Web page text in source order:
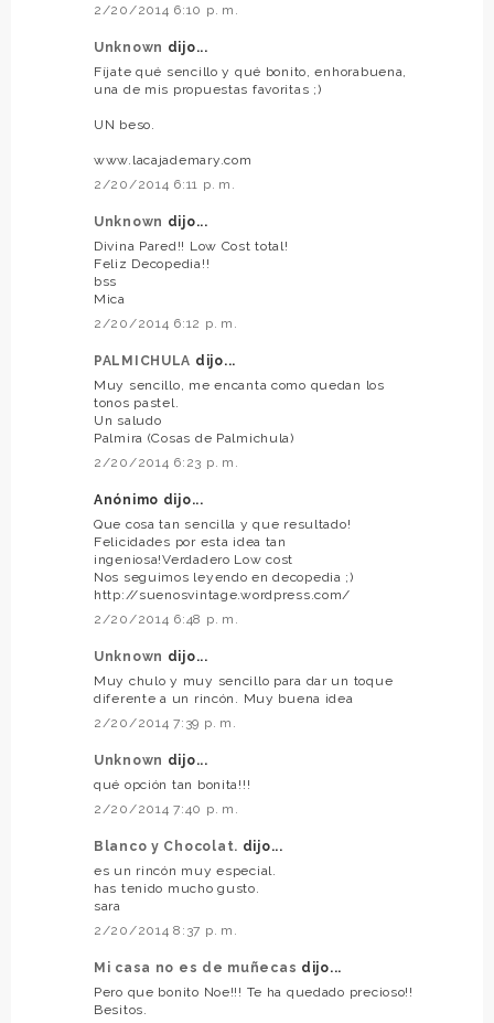
2/20/2014 6:10 p. m.
Unknown dijo...
Fíjate qué sencillo y qué bonito, enhorabuena,
una de mis propuestas favoritas ;)
UN beso.
www.lacajademary.com
2/20/2014 6:11 p. m.
Unknown dijo...
Divina Pared!! Low Cost total!
Feliz Decopedia!!
bss
Mica
2/20/2014 6:12 p. m.
PALMICHULA dijo...
Muy sencillo, me encanta como quedan los
tonos pastel.
Un saludo
Palmira (Cosas de Palmichula)
2/20/2014 6:23 p. m.
Anónimo dijo...
Que cosa tan sencilla y que resultado!
Felicidades por esta idea tan
ingeniosa!Verdadero Low cost
Nos seguimos leyendo en decopedia ;)
http://suenosvintage.wordpress.com/
2/20/2014 6:48 p. m.
Unknown dijo...
Muy chulo y muy sencillo para dar un toque
diferente a un rincón. Muy buena idea
2/20/2014 7:39 p. m.
Unknown dijo...
qué opción tan bonita!!!
2/20/2014 7:40 p. m.
Blanco y Chocolat. dijo...
es un rincón muy especial.
has tenido mucho gusto.
sara
2/20/2014 8:37 p. m.
Mi casa no es de muñecas dijo...
Pero que bonito Noe!!! Te ha quedado precioso!!
Besitos.